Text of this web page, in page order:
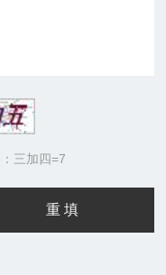
三加四=7